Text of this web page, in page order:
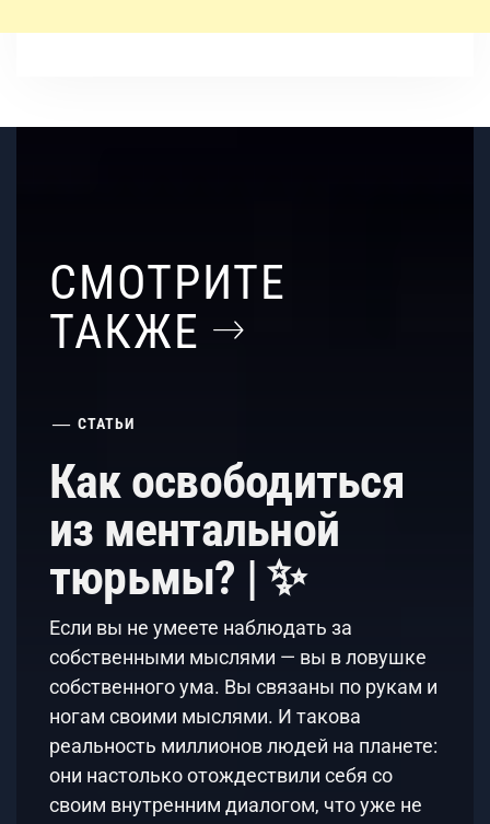
СМОТРИТЕ
ТАКЖЕ
СТАТЬИ
Как освободиться
из ментальной
тюрьмы? | ✨
Если вы не умеете наблюдать за
собственными мыслями — вы в ловушке
собственного ума. Вы связаны по рукам и
ногам своими мыслями. И такова
реальность миллионов людей на планете:
они настолько отождествили себя со
своим внутренним диалогом, что уже не